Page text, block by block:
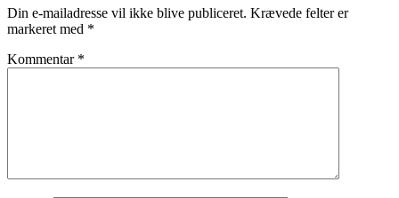
Din e-mailadresse vil ikke blive publiceret. Krævede felter er
markeret med *
Kommentar *